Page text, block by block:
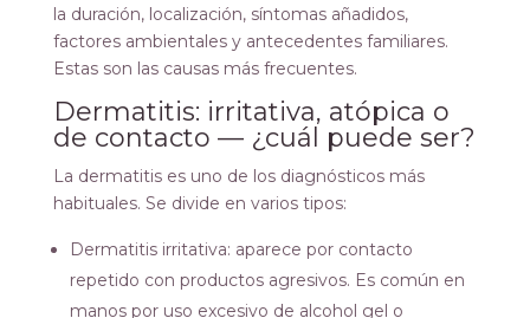
la duración, localización, síntomas añadidos,
factores ambientales y antecedentes familiares.
Estas son las causas más frecuentes.
Dermatitis: irritativa, atópica o
de contacto — ¿cuál puede ser?
La dermatitis es uno de los diagnósticos más
habituales. Se divide en varios tipos:
Dermatitis irritativa: aparece por contacto
repetido con productos agresivos. Es común en
manos por uso excesivo de alcohol gel o